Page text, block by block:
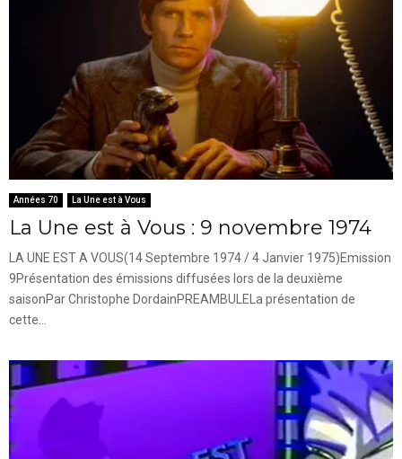
Années 70 La Une est à Vous
La Une est à Vous : 9 novembre 1974
LA UNE EST A VOUS(14 Septembre 1974 / 4 Janvier 1975)Emission
9Présentation des émissions diffusées lors de la deuxième
saisonPar Christophe DordainPREAMBULELa présentation de
cette...